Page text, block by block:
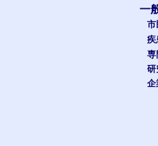
一
市
疾
専
研
企